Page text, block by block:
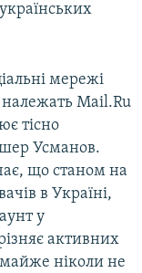
мережі
Mail.Ru
тісно
Усманов.
що станом на
в Україні,
у
активних
майже ніколи не